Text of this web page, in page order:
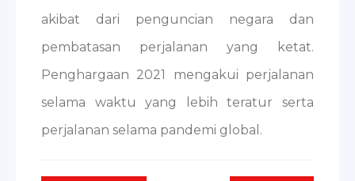
akibat dari penguncian negara dan
pembatasan perjalanan yang ketat.
Penghargaan 2021 mengakui perjalanan
selama waktu yang lebih teratur serta
perjalanan selama pandemi global.